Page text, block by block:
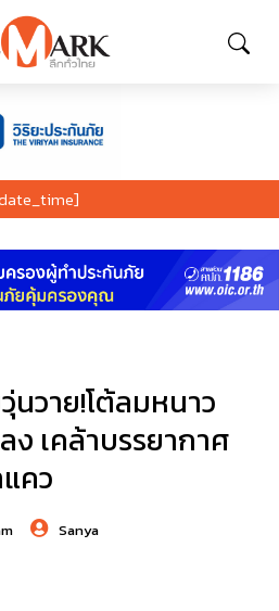
นวาย!โต้ลมหนาว
เคล้าบรรยากาศ
คว
Sanya